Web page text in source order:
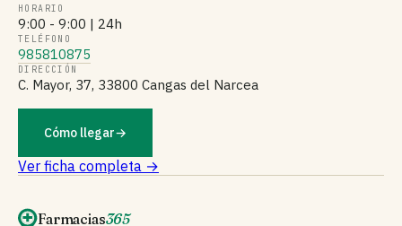
HORARIO
9:00 - 9:00 | 24h
TELÉFONO
985810875
DIRECCIÓN
C. Mayor, 37, 33800 Cangas del Narcea
Cómo llegar→
Ver ficha completa →
Farmacias365